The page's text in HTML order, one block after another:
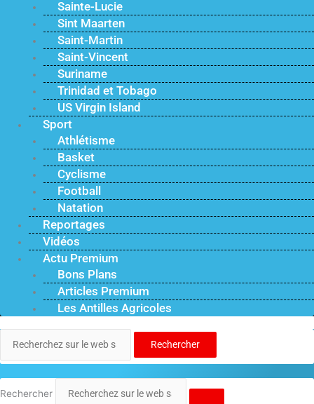
Sainte-Lucie
Sint Maarten
Saint-Martin
Saint-Vincent
Suriname
Trinidad et Tobago
US Virgin Island
Sport
Athlétisme
Basket
Cyclisme
Football
Natation
Reportages
Vidéos
Actu Premium
Bons Plans
Articles Premium
Les Antilles Agricoles
Rechercher
Rechercher